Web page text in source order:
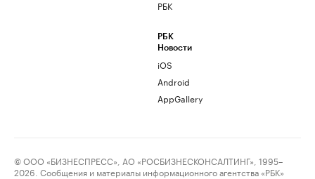
РБК
РБК
Новости
iOS
Android
AppGallery
© ООО «БИЗНЕСПРЕСС», АО «РОСБИЗНЕСКОНСАЛТИНГ», 1995–
2026. Сообщения и материалы информационного агентства «РБК»